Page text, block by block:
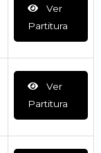
Ver
Partitura
Ver
Partitura